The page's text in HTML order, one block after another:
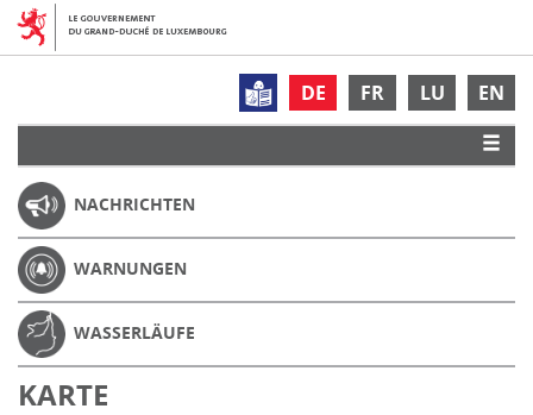
DE FR LU EN
NACHRICHTEN
WARNUNGEN
WASSERLÄUFE
KARTE